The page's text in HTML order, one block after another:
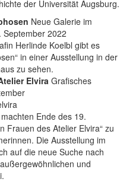
der Universität Augsburg.
Neue Galerie im
September 2022
Herlinde Koelbl gibt es
in einer Ausstellung in der
zu sehen.
Elvira Grafisches
Ende des 19.
Frauen des Atelier Elvira“ zu
Die Ausstellung im
auf die neue Suche nach
und